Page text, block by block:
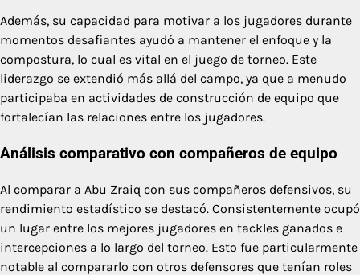
Además, su capacidad para motivar a los jugadores durante
momentos desafiantes ayudó a mantener el enfoque y la
compostura, lo cual es vital en el juego de torneo. Este
liderazgo se extendió más allá del campo, ya que a menudo
participaba en actividades de construcción de equipo que
fortalecían las relaciones entre los jugadores.
Análisis comparativo con compañeros de equipo
Al comparar a Abu Zraiq con sus compañeros defensivos, su
rendimiento estadístico se destacó. Consistentemente ocupó
un lugar entre los mejores jugadores en tackles ganados e
intercepciones a lo largo del torneo. Esto fue particularmente
notable al compararlo con otros defensores que tenían roles